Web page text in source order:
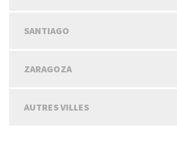
SANTIAGO
ZARAGOZA
AUTRES VILLES